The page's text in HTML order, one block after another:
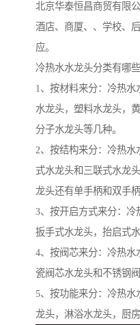
北京华泰恒昌商贸有限
酒店、商厦、、学校、
应。
冷热水水龙头分类有哪些
1、按材料来分：冷热
水龙头，塑料水龙头，
分子水龙头等几种。
2、按结构来分：冷热
式水龙头和三联式水龙
龙头还有单手柄和双手柄
3、按开启方式来分：冷
扳手式水龙头，抬启式
4、按阀芯来分：冷热
瓷阀芯水龙头和不锈钢
5、按功能来分：冷热
龙头，淋浴水龙头，厨